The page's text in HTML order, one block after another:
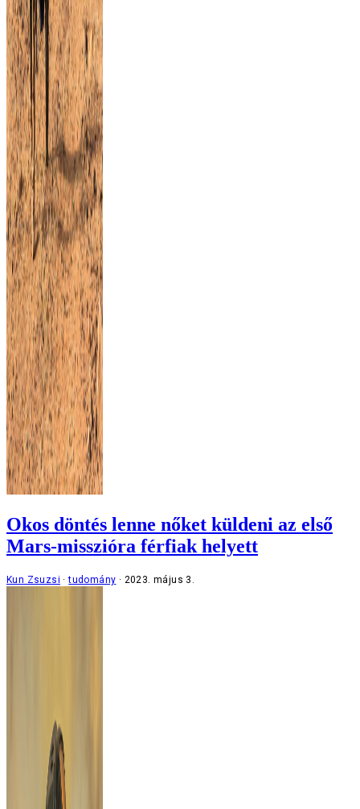
Okos döntés lenne nőket küldeni az első
Mars-misszióra férfiak helyett
Kun Zsuzsi tudomány 2023. május 3.